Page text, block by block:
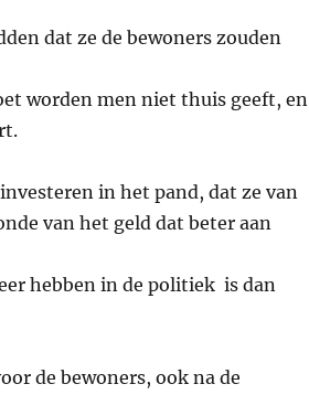
dat ze de bewoners zouden
worden men niet thuis geeft, en
in het pand, dat ze van
van het geld dat beter aan
hebben in de politiek is dan
de bewoners, ook na de